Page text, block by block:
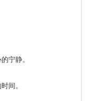
宁静。
间。